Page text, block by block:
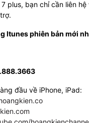
plus, bạn chỉ cần liên
Itunes phiên bản mới
đầu về iPhone, iPad: